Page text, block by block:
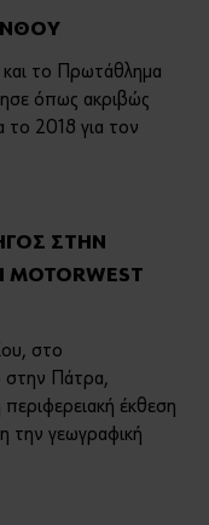
και το Πρωτάθλημα
όπως ακριβώς
το 2018 για τον
ΣΤΗΝ
στο
στην Πάτρα,
έκθεση
την γεωγραφική